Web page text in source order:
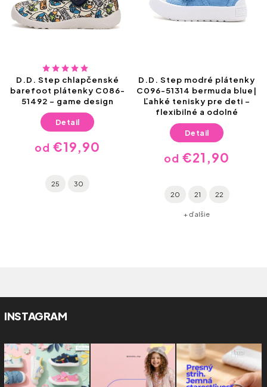
D.D. Step chlapčenské
barefoot plátenky C086-
51492 – game design
od €19,90
Detail
25 30
D.D. Step modré plátenky
C096-51314 bermuda blue|
Ľahké tenisky pre deti –
flexibilné a odolné
od €21,90
Detail
20 21 22
+ ďalšie
INSTAGRAM